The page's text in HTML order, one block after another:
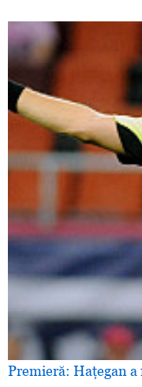
Premieră: Haţegan